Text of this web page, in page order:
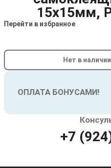
15х15мм,
Перейти в избранное
Нет в наличии
ОПЛАТА БОНУСАМИ!
+7